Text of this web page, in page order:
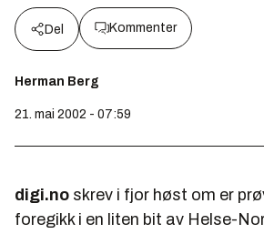
Del Kommenter
Herman Berg
21. mai 2002 - 07:59
digi.no skrev i fjor høst om er
foregikk i en liten bit av Helse-